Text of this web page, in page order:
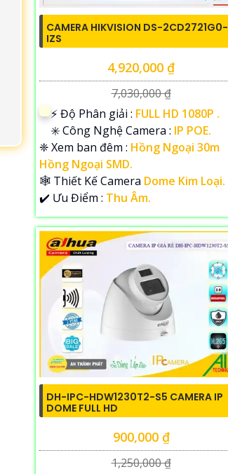
CAMERA HIKVISION DS-2CD2721G0-
IZS
4,920,000 ₫
7,030,000 ₫
️⚡ Độ Phân giải : FULL HD 1080P .
✳️ Công Nghệ Camera : IP POE.
❈ Xem ban đêm : Hồng Ngoại 30m
Hồng Ngoại SMD.
🕸️ Thiết Kế Camera Dome Kim Loại.
️✔️ Ưu Điểm : Thu Âm.
DH-IPC-HDW1230T2-S5 CAMERA IP
DOME FULL HD
900,000 ₫
1,250,000 ₫